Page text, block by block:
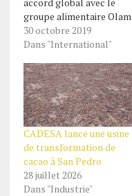
groupe alimentaire Olam
pour la vente de 100 000
tonnes de contrats
assortis d’une prime
destinée à aider les
agriculteurs. En juillet
dernier, la Côte d’Ivoire
et le…
30 octobre 2019
Dans "International"
CADESA lance une usine
de transformation de
cacao à San Pedro
28 juillet 2026
Dans "Industrie"